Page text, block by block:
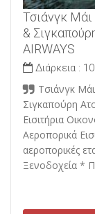
Τσιάνγκ
&
AIRWAYS
Διάρκεια :
Τσιάνγκ
Σιγκαπούρη
Εισιτήρια
Αεροπορικά
αεροπορικές
Ξενοδοχεία *